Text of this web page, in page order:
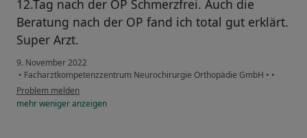
12.Tag nach der OP Schmerzfrei. Auch die
Beratung nach der OP fand ich total gut erklärt.
Super Arzt.
9. November 2022
• Facharztkompetenzzentrum Neurochirurgie Orthopädie GmbH • •
Problem melden
mehrwenigeranzeigen